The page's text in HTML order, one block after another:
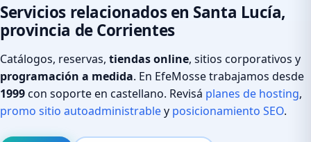
Servicios relacionados en Santa Lucía,
provincia de Corrientes
Catálogos, reservas, tiendas online, sitios corporativos y
programación a medida. En EfeMosse trabajamos desde
1999con soporte en castellano. Revisá planes de hosting,
promo sitio autoadministrabley posicionamiento SEO.